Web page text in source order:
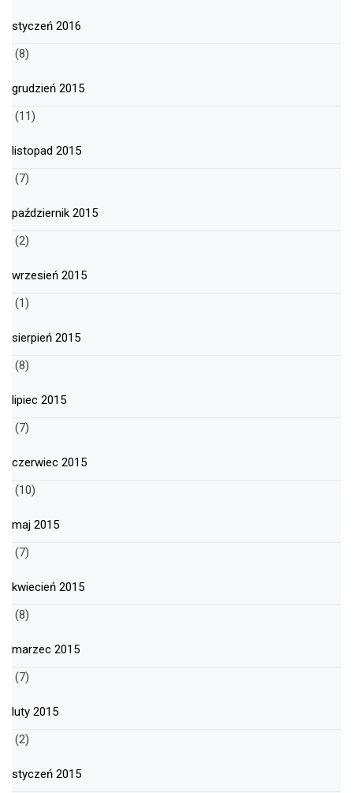
styczeń 2016
(8)
grudzień 2015
(11)
listopad 2015
(7)
październik 2015
(2)
wrzesień 2015
(1)
sierpień 2015
(8)
lipiec 2015
(7)
czerwiec 2015
(10)
maj 2015
(7)
kwiecień 2015
(8)
marzec 2015
(7)
luty 2015
(2)
styczeń 2015